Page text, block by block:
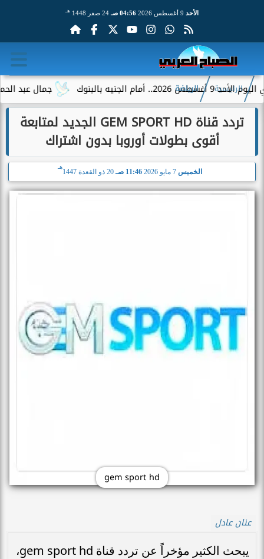
الأحد 04:56 صـ 24 صفر 1448 هـ
جمال عبد الحميد يوجه الرئيسية الرياضة
تردد قناة GEM SPORT HD الجديد لمتابعة
أقوى بطولات أوروبا بدون اشتراك
الخميس 7 مايو 2026 11:46 صـ 20 ذو القعدة 1447
هـ
gem sport hd
عنان عادل
يبحث الكثير مؤخراً عن تردد قناة gem sport hd،